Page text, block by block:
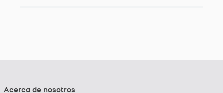
Acerca de nosotros